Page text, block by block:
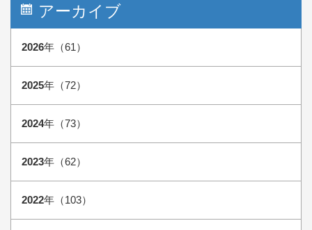
アーカイブ
2026年（61）
2025年（72）
2024年（73）
2023年（62）
2022年（103）